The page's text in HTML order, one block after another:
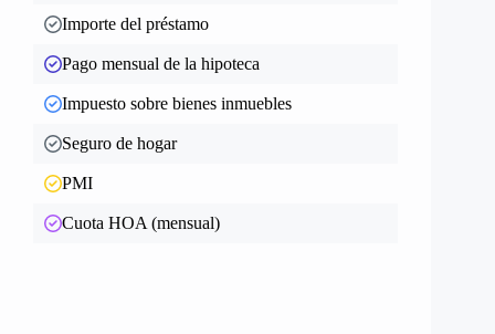
Importe del préstamo
Pago mensual de la hipoteca
Impuesto sobre bienes inmuebles
Seguro de hogar
PMI
Cuota HOA (mensual)